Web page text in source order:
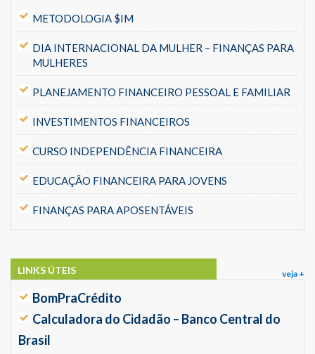
METODOLOGIA $IM
DIA INTERNACIONAL DA MULHER – FINANÇAS PARA
MULHERES
PLANEJAMENTO FINANCEIRO PESSOAL E FAMILIAR
INVESTIMENTOS FINANCEIROS
CURSO INDEPENDÊNCIA FINANCEIRA
EDUCAÇÃO FINANCEIRA PARA JOVENS
FINANÇAS PARA APOSENTÁVEIS
veja +
LINKS ÚTEIS
BomPraCrédito
Calculadora do Cidadão – Banco Central do
Brasil